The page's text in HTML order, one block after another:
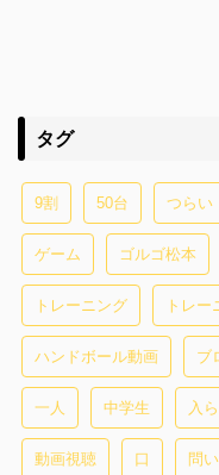
タグ
9割 50台 つらい
ゲーム ゴルゴ松本
トレーニング トレー
ハンドボール動画 ブ
一人 中学生 入
動画視聴 口 問